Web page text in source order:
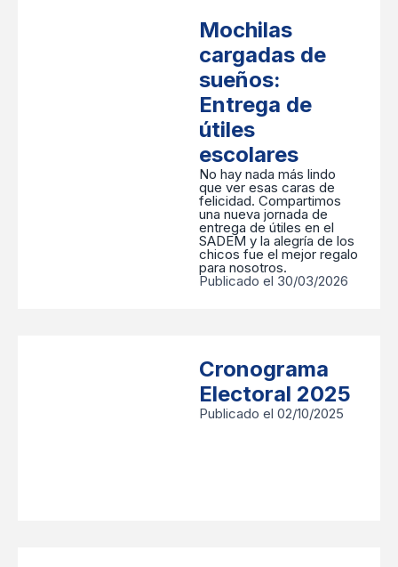
Mochilas
cargadas de
sueños:
Entrega de
útiles
escolares
No hay nada más lindo
que ver esas caras de
felicidad. Compartimos
una nueva jornada de
entrega de útiles en el
SADEM y la alegría de los
chicos fue el mejor regalo
para nosotros.
Publicado el 30/03/2026
Cronograma
Electoral 2025
Publicado el 02/10/2025